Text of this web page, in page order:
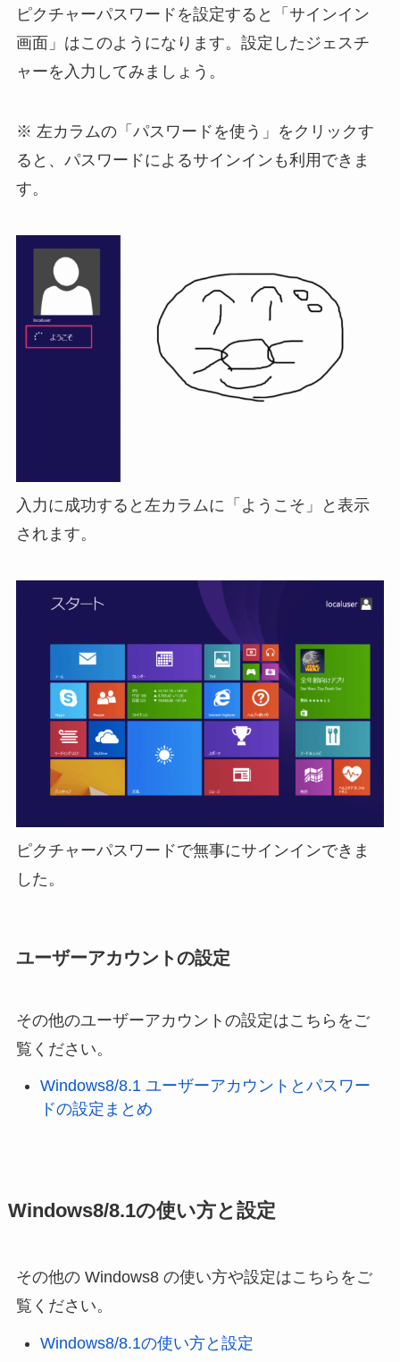
ピクチャーパスワードを設定すると「サインイン
画面」はこのようになります。設定したジェスチ
ャーを入力してみましょう。
※ 左カラムの「パスワードを使う」をクリックす
ると、パスワードによるサインインも利用できま
す。
入力に成功すると左カラムに「ようこそ」と表示
されます。
ピクチャーパスワードで無事にサインインできま
した。
ユーザーアカウントの設定
その他のユーザーアカウントの設定はこちらをご
覧ください。
Windows8/8.1 ユーザーアカウントとパスワー
ドの設定まとめ
Windows8/8.1の使い方と設定
その他の Windows8 の使い方や設定はこちらをご
覧ください。
Windows8/8.1の使い方と設定